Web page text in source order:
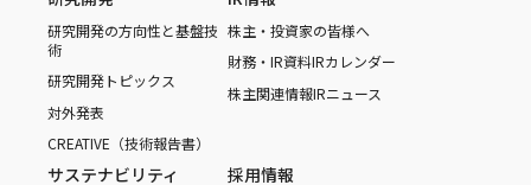
研究開発の方向性と基盤技
術
研究開発トピックス
対外発表
CREATIVE（技術報告書）
株主・投資家の皆様へ
財務・IR資料IRカレンダー
株主関連情報IRニュース
サステナビリティ 採用情報